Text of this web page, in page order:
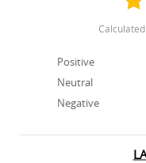
Positive
Neutral
Negative